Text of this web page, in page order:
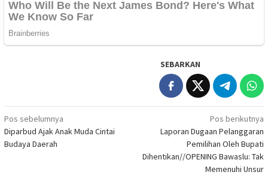
SEBARKAN
Navigasi
pos
Pos sebelumnya
Diparbud Ajak Anak Muda Cintai
Budaya Daerah
Pos berikutnya
Laporan Dugaan Pelanggaran
Pemilihan Oleh Bupati
Dihentikan//OPENING Bawaslu: Tak
Memenuhi Unsur